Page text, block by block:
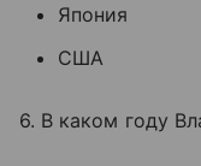
Япония
США
6. В каком году